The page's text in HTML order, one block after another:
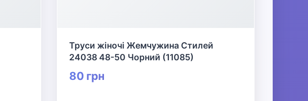
Труси жіночі Жемчужина Стилей
24038 48-50 Чорний (11085)
80 грн